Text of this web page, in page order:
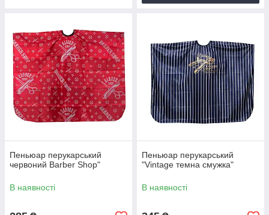
Пеньюар перукарський
червоний Barber Shop"
В наявності
Пеньюар перукарський
"Vintage темна смужка"
В наявності